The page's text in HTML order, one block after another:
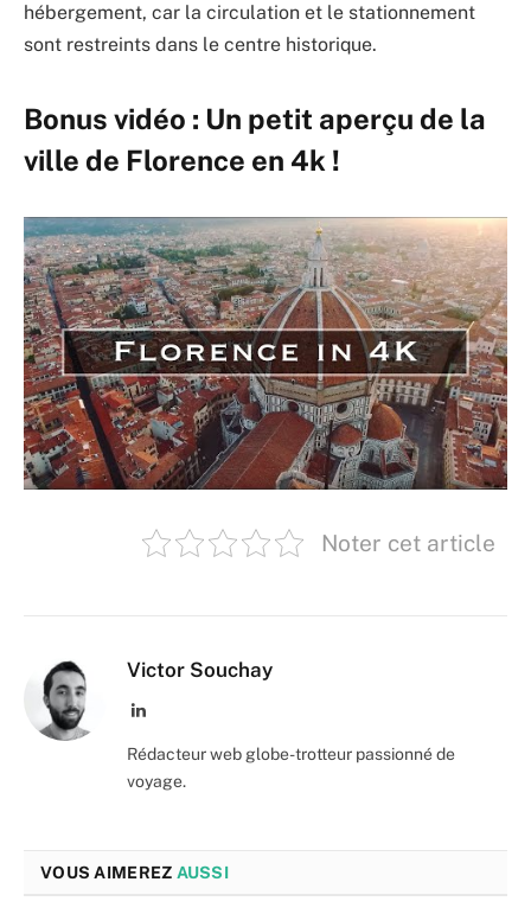
hébergement, car la circulation et le stationnement
sont restreints dans le centre historique.
Bonus vidéo : Un petit aperçu de la
ville de Florence en 4k !
Noter cet article
Victor Souchay
LinkedIn
Rédacteur web globe-trotteur passionné de
voyage.
VOUS AIMEREZ AUSSI